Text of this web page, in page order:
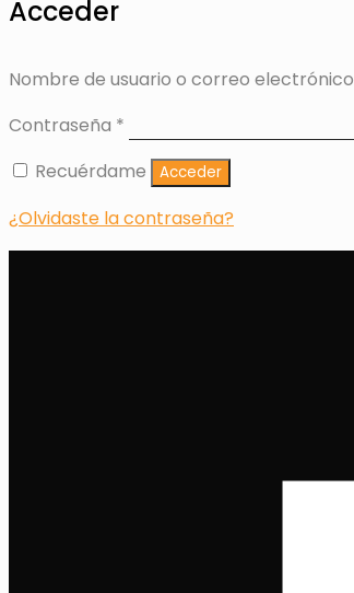
Acceder
Nombre de usuario o correo electrónico
Contraseña *
Recuérdame
Acceder
¿Olvidaste la contraseña?